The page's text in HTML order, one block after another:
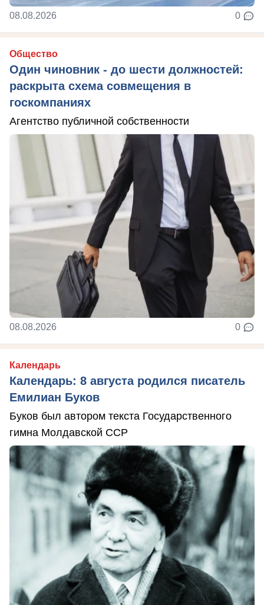
08.08.2026 0
Общество
Один чиновник - до шести должностей:
раскрыта схема совмещения в
госкомпаниях
Агентство публичной собственности
08.08.2026 0
Календарь
Календарь: 8 августа родился писатель
Емилиан Буков
Буков был автором текста Государственного
гимна Молдавской ССР